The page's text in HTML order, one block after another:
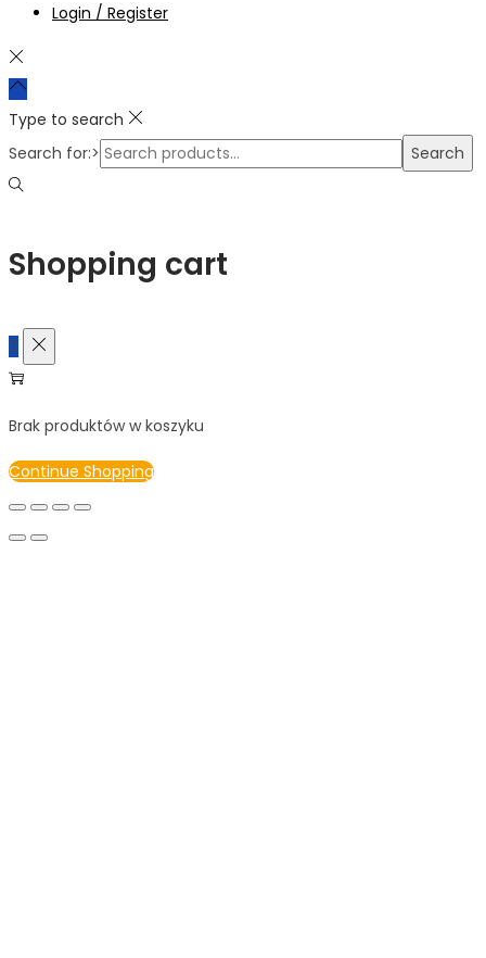
Login / Register
Type to search
Search for:>
Search
Shopping cart
0
Brak produktów w koszyku
Continue Shopping